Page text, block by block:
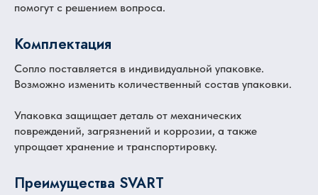
помогут с решением вопроса.
Комплектация
Сопло поставляется в индивидуальной упаковке.
Возможно изменить количественный состав упаковки.
Упаковка защищает деталь от механических
повреждений, загрязнений и коррозии, а также
упрощает хранение и транспортировку.
Преимущества SVART